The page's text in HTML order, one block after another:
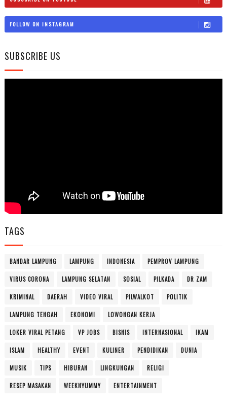
FOLLOW ON INSTAGRAM
SUBSCRIBE US
TAGS
BANDAR LAMPUNG LAMPUNG INDONESIA PEMPROV LAMPUNG
VIRUS CORONA LAMPUNG SELATAN SOSIAL PILKADA DR ZAM
KRIMINAL DAERAH VIDEO VIRAL PILWALKOT POLITIK
LAMPUNG TENGAH EKONOMI LOWONGAN KERJA
LOKER VIRAL PETANG VP JOBS BISNIS INTERNASIONAL IKAM
ISLAM HEALTHY EVENT KULINER PENDIDIKAN DUNIA
MUSIK TIPS HIBURAN LINGKUNGAN RELIGI
RESEP MASAKAN WEEKNYUMMY ENTERTAINMENT